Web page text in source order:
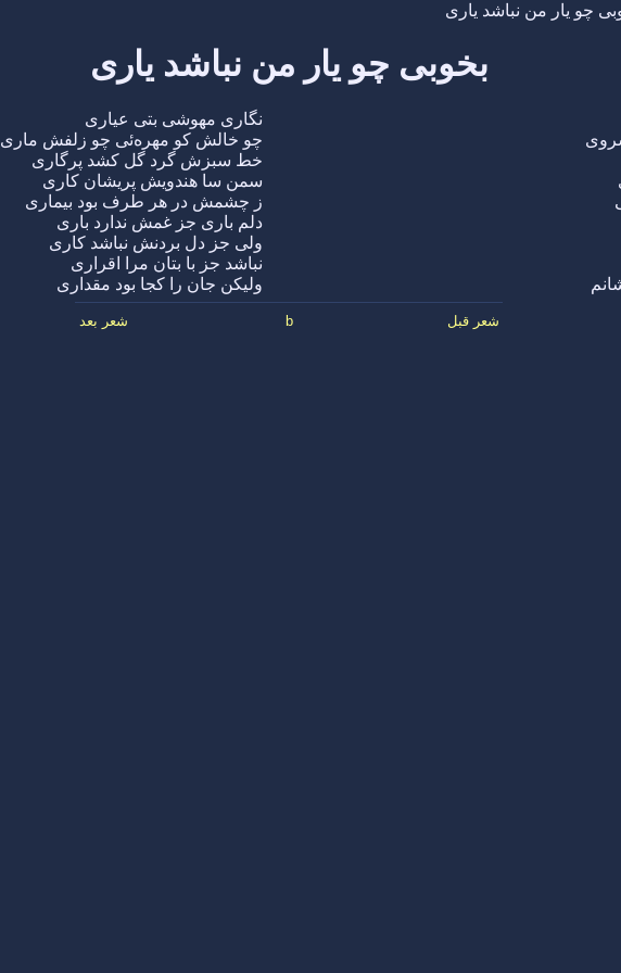
چو یار من نباشد یاری
بخوبی چو یار من نباشد یاری
نگاری مهوشی بتی عیاری
چو خالش کو مهره‌ئی چو زلفش ماری
خط سبزش گرد گل کشد پرگاری
سمن سا هندویش پریشان کاری
ز چشمش در هر طرف بود بیماری
دلم باری جز غمش ندارد باری
ولی جز دل بردنش نباشد کاری
نباشد جز با بتان مرا اقراری
ولیکن جان را کجا بود مقداری
شعر قبل b شعر بعد